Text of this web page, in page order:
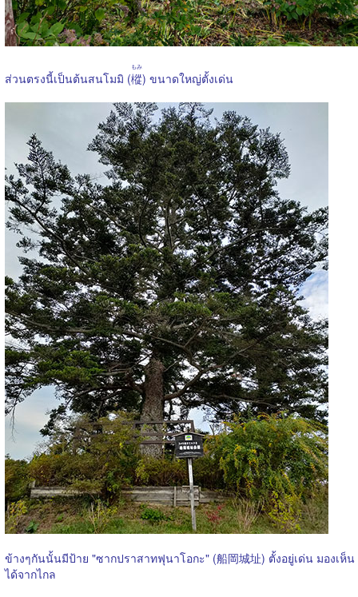
ส่วนตรงนี้เป็นต้นสนโมมิ (樅
もみ
) ขนาดใหญ่ตั้งเด่น
ข้างๆกันนั้นมีป้าย "ซากปราสาทฟุนาโอกะ" (船岡城址) ตั้งอยู่เด่น มองเห็น
ได้จากไกล